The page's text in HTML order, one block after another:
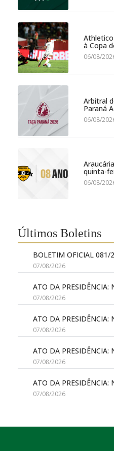
à Copa
06/08/
Arbitral
Paraná
06/08/
quinta-
06/08/
Últimos Boletins
BOLETIM OFICIAL 081/
07/08/2026
ATO DA PRESIDÊNCIA:
07/08/2026
ATO DA PRESIDÊNCIA:
07/08/2026
ATO DA PRESIDÊNCIA:
07/08/2026
ATO DA PRESIDÊNCIA:
07/08/2026